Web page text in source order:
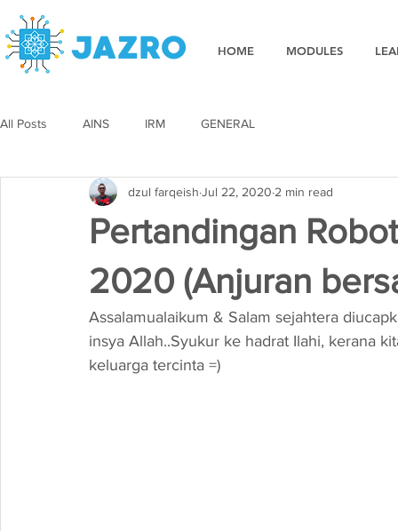
HOME MODULES
All Posts AINS IRM GENERAL
Pertandingan
2020 (Anjuran
dzul farqeish Jul 22, 2020 2 min read
Assalamualaikum & Salam sejahtera
insya Allah..Syukur ke hadrat Ilahi, kerana
keluarga tercinta =)